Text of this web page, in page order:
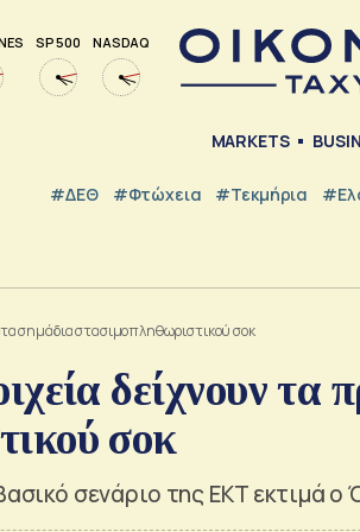
SP 500 NASDAQ
MARKETS
#ΔΕΘ #Φτώχεια #Τεκμήρια
σημάδια στασιμοπληθωριστικού σοκ
δείχνουν τα
σοκ
σενάριο της ΕΚΤ εκτιμά ο